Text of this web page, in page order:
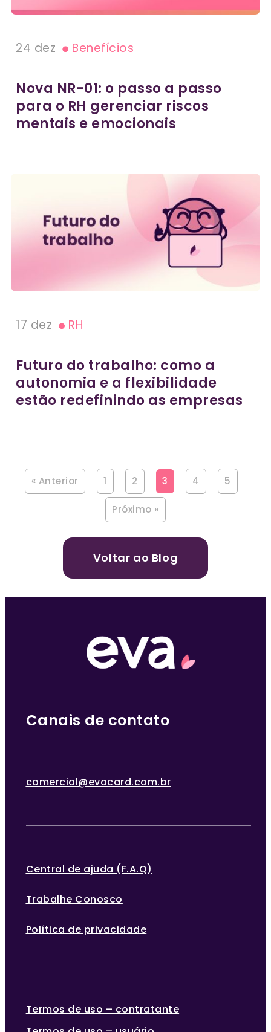
Nova NR-01: o passo a passo
para o RH gerenciar riscos
mentais e emocionais
24 dez Benefícios
Futuro do trabalho: como a
autonomia e a flexibilidade
estão redefinindo as empresas
17 dez RH
« Anterior 1 2 3 4 5
Próximo »
Voltar ao Blog
Canais de contato
comercial@evacard.com.br
Central de ajuda (F.A.Q)
Trabalhe Conosco
Política de privacidade
Termos de uso – contratante